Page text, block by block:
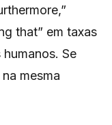
that” em taxas
Se
mesma